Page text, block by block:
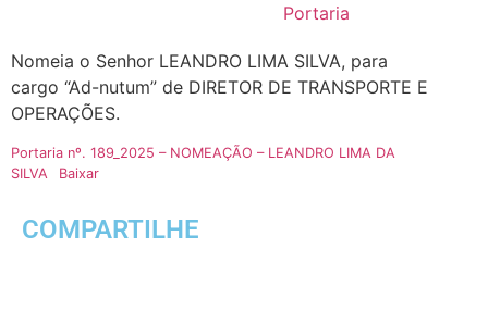
Portaria
Nomeia o Senhor LEANDRO LIMA SILVA, para
cargo “Ad-nutum” de DIRETOR DE TRANSPORTE E
OPERAÇÕES.
Portaria nº. 189_2025 – NOMEAÇÃO – LEANDRO LIMA DA
SILVA
Baixar
COMPARTILHE